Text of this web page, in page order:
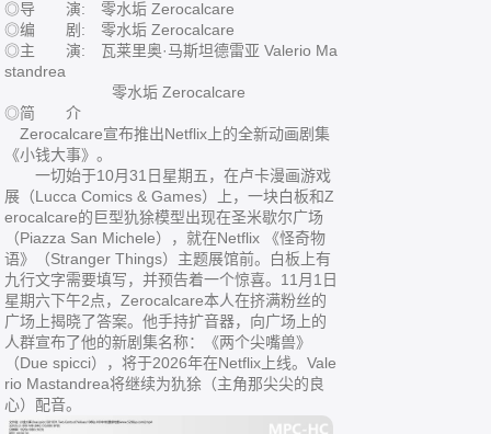
◎导 演: 零水垢 Zerocalcare
◎编 剧: 零水垢 Zerocalcare
◎主 演: 瓦莱里奥·马斯坦德雷亚 Valerio Ma
standrea
零水垢 Zerocalcare
◎简 介
Zerocalcare宣布推出Netflix上的全新动画剧集
《小钱大事》。
一切始于10月31日星期五，在卢卡漫画游戏
展（Lucca Comics & Games）上，一块白板和Z
erocalcare的巨型犰狳模型出现在圣米歇尔广场
（Piazza San Michele），就在Netflix 《怪奇物
语》（Stranger Things）主题展馆前。白板上有
九行文字需要填写，并预告着一个惊喜。11月1日
星期六下午2点，Zerocalcare本人在挤满粉丝的
广场上揭晓了答案。他手持扩音器，向广场上的
人群宣布了他的新剧集名称：《两个尖嘴兽》
（Due spicci），将于2026年在Netflix上线。Vale
rio Mastandrea将继续为犰狳（主角那尖尖的良
心）配音。